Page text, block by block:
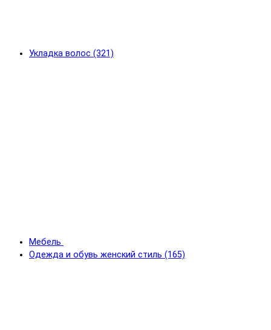
Укладка волос (321)
Мебель
Одежда и обувь женский стиль (165)